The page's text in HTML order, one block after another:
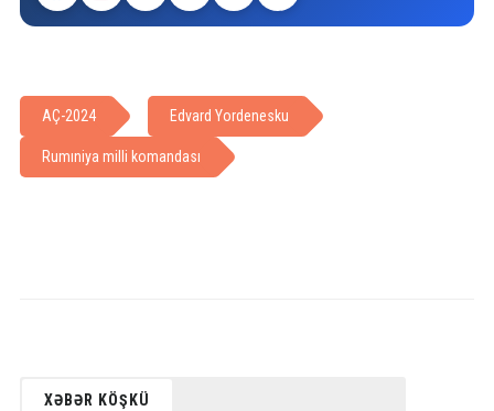
AÇ-2024 Edvard Yordenesku
Rumıniya milli komandası
XƏBƏR KÖŞKÜ